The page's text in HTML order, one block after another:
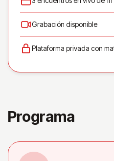
Grabación disponible
Plataforma privada con
Programa